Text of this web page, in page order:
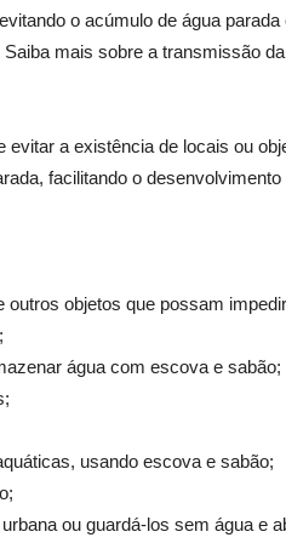
o acúmulo de água
mais sobre a transmissão
a existência de locais ou
facilitando o
objetos que possam
água com escova e sabão;
usando escova e sabão;
ou guardá-los sem água e